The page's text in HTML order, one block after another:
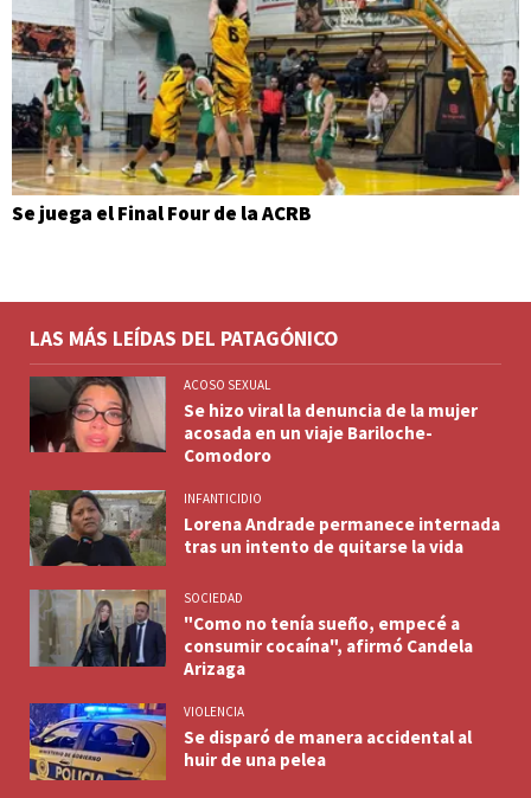
Se juega el Final Four de la ACRB
LAS MÁS LEÍDAS DEL PATAGÓNICO
ACOSO SEXUAL
Se hizo viral la denuncia de la mujer
acosada en un viaje Bariloche-
Comodoro
INFANTICIDIO
Lorena Andrade permanece internada
tras un intento de quitarse la vida
SOCIEDAD
"Como no tenía sueño, empecé a
consumir cocaína", afirmó Candela
Arizaga
VIOLENCIA
Se disparó de manera accidental al
huir de una pelea